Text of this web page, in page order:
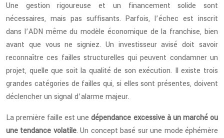
Une gestion rigoureuse et un financement solide sont
nécessaires, mais pas suffisants. Parfois, l’échec est inscrit
dans l’ADN même du modèle économique de la franchise, bien
avant que vous ne signiez. Un investisseur avisé doit savoir
reconnaître ces failles structurelles qui peuvent condamner un
projet, quelle que soit la qualité de son exécution. Il existe trois
grandes catégories de failles qui, si elles sont présentes, doivent
déclencher un signal d’alarme majeur.
La première faille est unedépendance excessive à un marché ou
une tendance volatile. Un concept basé sur une mode éphémère